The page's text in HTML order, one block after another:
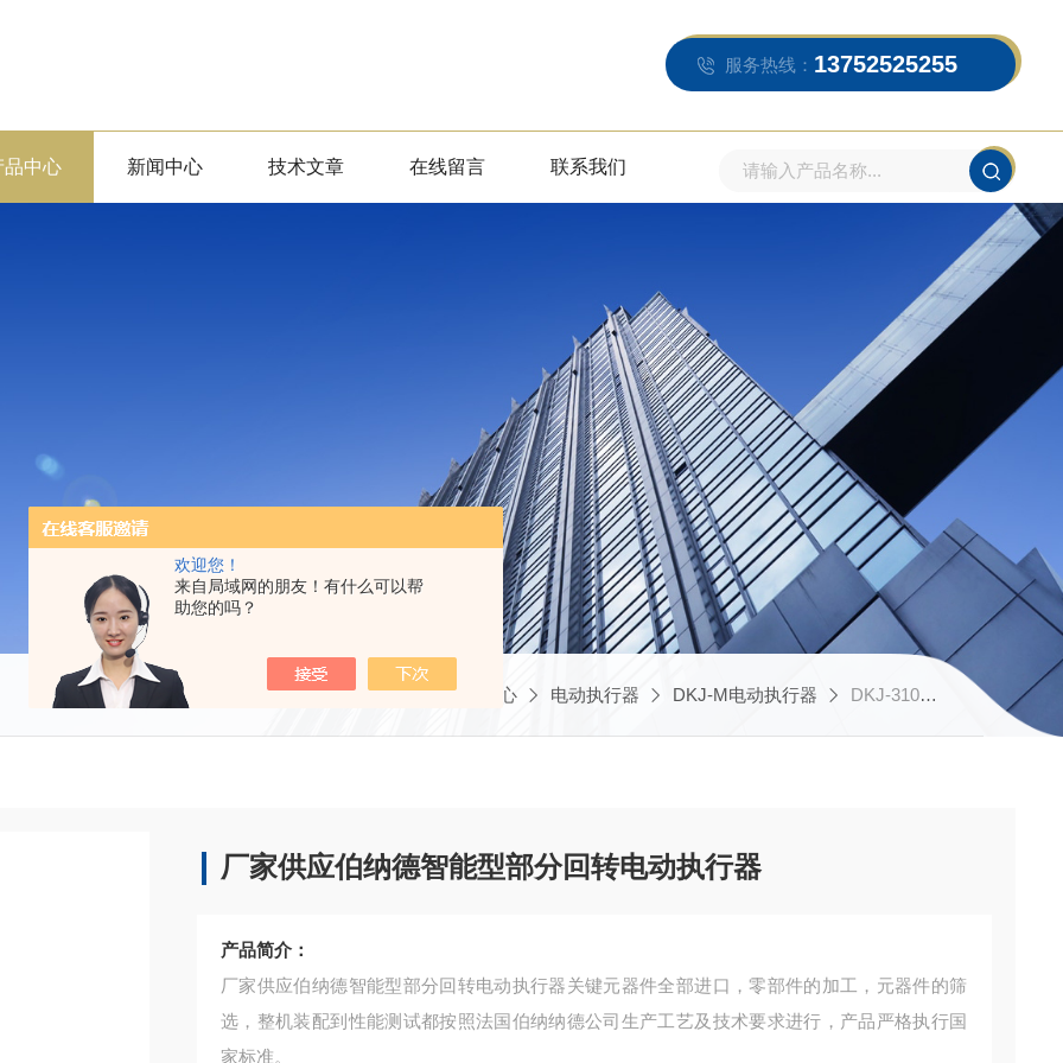
欢迎您！
来自局域网的朋友！有什么可以帮
助您的吗？
服务热线： 13752525255
品中心 新闻中心 技术文章 在线留言 联系我们
当前位置：首页 产品中心 电动执行器 DKJ-M电动执行器 DKJ-3100D厂家供应伯纳德智能型部分回转电动执行器
厂家供应伯纳德智能型部分回转电动执行器
产品简介：
厂家供应伯纳德智能型部分回转电动执行器关键元器件全部进口，零部件的加工，元器件的筛
选，整机装配到性能测试都按照法国伯纳纳德公司生产工艺及技术要求进行，产品严格执行国
家标准。